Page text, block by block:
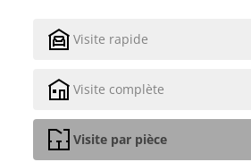
Visite rapide
Visite complète
Visite par pièce